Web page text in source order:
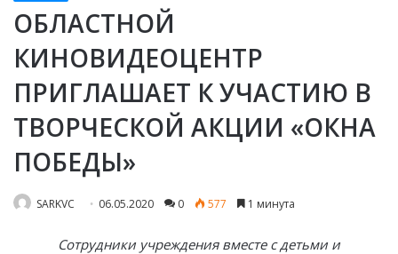
ОБЛАСТНОЙ
КИНОВИДЕОЦЕНТР
ПРИГЛАШАЕТ К УЧАСТИЮ В
ТВОРЧЕСКОЙ АКЦИИ «ОКНА
ПОБЕДЫ»
SARKVC 06.05.2020 0 577 1 минута
Сотрудники учреждения вместе с детьми и